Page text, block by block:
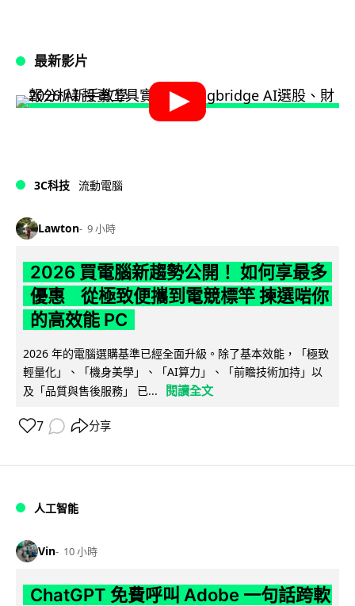
最新影片
3C科技 流動電腦
Lawton 9 小時
2026 買電腦新趨勢公開！ 如何享最多
優惠 從極致便攜到電競標竿 揀選啱你
的高效能 PC
2026 年的電腦選購基準已經全面升級。除了基本效能，「極致
輕量化」、「機身美學」、「AI算力」、「前瞻技術加持」以
及「品質與售後服務」 已...
閱讀全文
7 分享
人工智能
Vin 10 小時
ChatGPT 免費呼叫 Adobe 一句話跨軟